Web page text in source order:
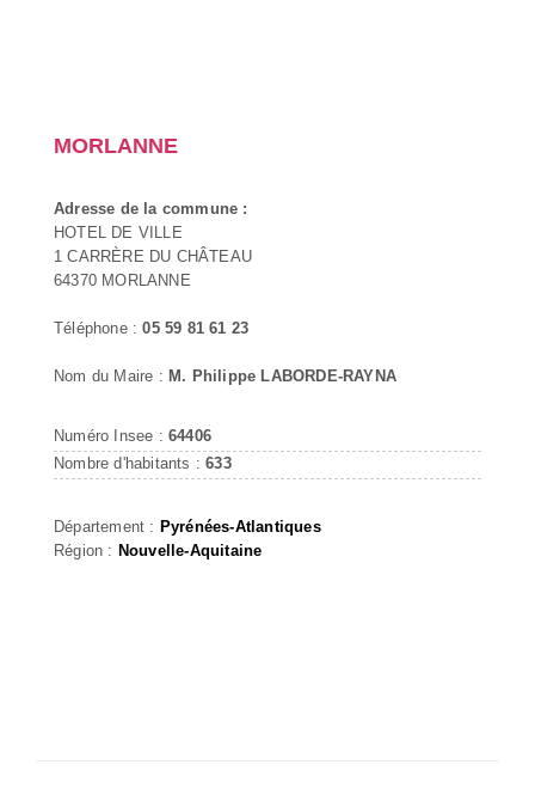
MORLANNE
Adresse de la commune :
HOTEL DE VILLE
1 CARRÈRE DU CHÂTEAU
64370 MORLANNE
Téléphone :05 59 81 61 23
Nom du Maire : M. Philippe LABORDE-RAYNA
Numéro Insee : 64406
Nombre d'habitants :633
Département : Pyrénées-Atlantiques
Région : Nouvelle-Aquitaine